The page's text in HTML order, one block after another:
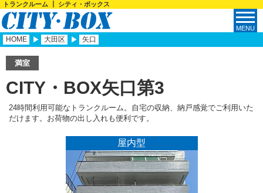
トランクルーム ┃ シティ・ボックス
HOME 大田区 矢口
満室
CITY・BOX矢口第3
24時間利用可能なトランクルーム。自宅の収納、納戸感覚でご利用いた
だけます。お荷物の出し入れも便利です。
屋内型